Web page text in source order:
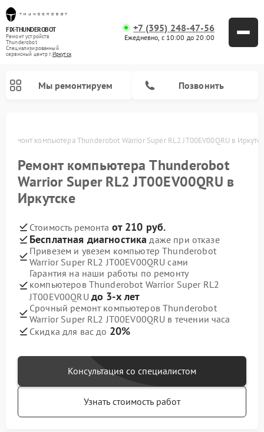
FIX-THUNDEROBOT
Ремонт устройств
Thunderobot
Специализированный
cервисный центр г.Иркутск
+7 (395) 248-47-56
Ежедневно, с 10:00 до 20:00
Мы ремонтируем Позвонить
Ремонт компьютера Thunderobot Warrior Super RL2 JT00EV00QRU в
Ремонт компьютера Thunderobot
Warrior Super RL2 JT00EV00QRU в
Иркутске
Стоимость ремонта от 210 руб.
Бесплатная диагностика даже при отказе
Привезем и увезем компьютер Thunderobot
Warrior Super RL2 JT00EV00QRU сами
Гарантия на наши работы по ремонту
компьютеров Thunderobot Warrior Super RL2
JT00EV00QRU до 3-х лет
Срочный ремонт компьютеров Thunderobot
Warrior Super RL2 JT00EV00QRU в течении часа
Скидка для вас до 20%
Консультация со специалистом
Узнать стоимость работ